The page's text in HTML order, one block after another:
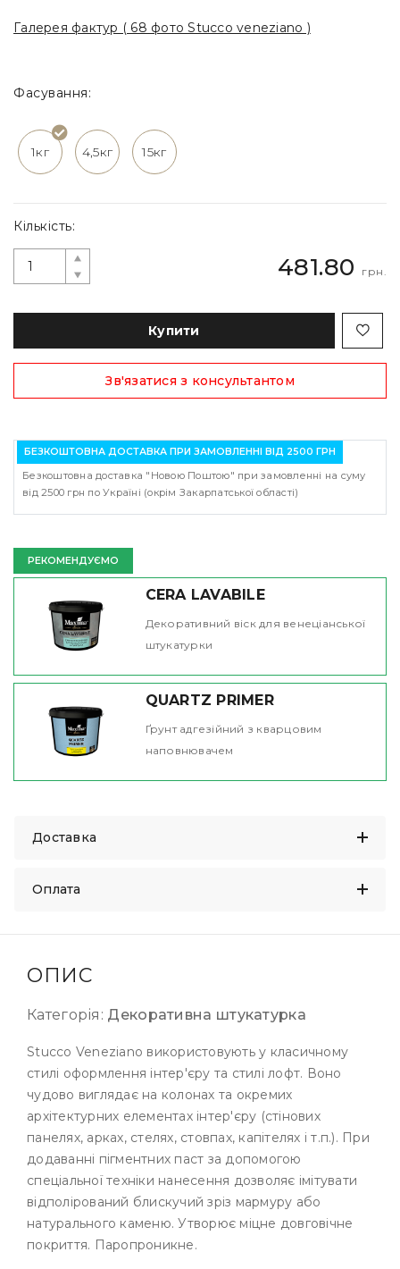
Галерея фактур ( 68 фото Stucco veneziano )
Фасування:
1кг 4,5кг 15кг
Кількість:
481.80 грн.
Купити
Зв'язатися з консультантом
БЕЗКОШТОВНА ДОСТАВКА ПРИ ЗАМОВЛЕННІ ВІД 2500 ГРН
Безкоштовна доставка "Новою Поштою" при замовленні на суму
від 2500 грн по Україні (окрім Закарпатської області)
РЕКОМЕНДУЄМО
CERA LAVABILE
Декоративний віск для венеціанської
штукатурки
QUARTZ PRIMER
Ґрунт адгезійний з кварцовим
наповнювачем
Доставка
Оплата
ОПИС
Категорія: Декоративна штукатурка
Stucco Veneziano використовують у класичному
стилі оформлення інтер'єру та стилі лофт. Воно
чудово виглядає на колонах та окремих
архітектурних елементах інтер'єру (стінових
панелях, арках, стелях, стовпах, капітелях і т.п.). При
додаванні пігментних паст за допомогою
спеціальної техніки нанесення дозволяє імітувати
відполірований блискучий зріз мармуру або
натурального каменю. Утворює міцне довговічне
покриття. Паропроникне.